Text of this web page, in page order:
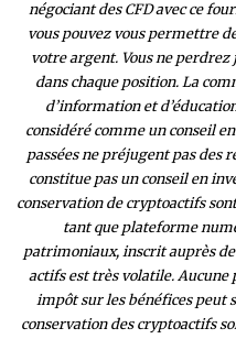
négociant des CFD avec ce
vous pouvez vous permettre
votre argent. Vous ne
dans chaque position. La
d’information et
considéré comme un conseil
passées ne préjugent pas des
constitue pas un conseil en
conservation de cryptoactifs
tant que plateforme
patrimoniaux, inscrit auprès de
actifs est très volatile. Aucune
impôt sur les bénéfices peut
conservation des cryptoactifs